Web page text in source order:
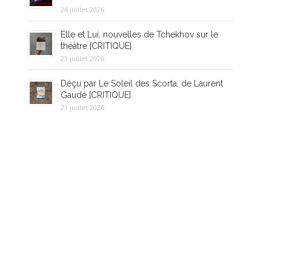
24 juillet 2026
Elle et Lui, nouvelles de Tchekhov sur le
théâtre [CRITIQUE]
23 juillet 2026
Déçu par Le Soleil des Scorta, de Laurent
Gaudé [CRITIQUE]
21 juillet 2026